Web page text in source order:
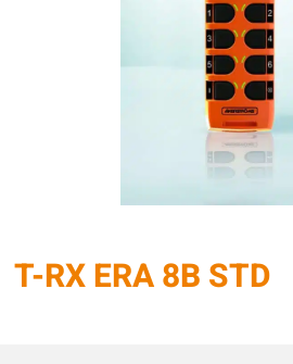
T-RX ERA 8B STD